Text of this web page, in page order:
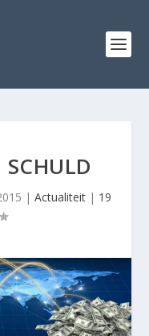
| Actualiteit| 19